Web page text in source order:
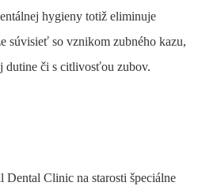
hygieny totiž eliminuje
súvisieť so vznikom zubného kazu,
dutine či s citlivosťou zubov.
Clinic na starosti špeciálne